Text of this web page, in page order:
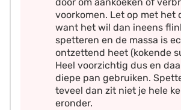
door om aankoeken of
voorkomen. Let op met het
want het wil dan ineens
spetteren en de massa is
ontzettend heet (kokende
Heel voorzichtig dus en
diepe pan gebruiken.
teveel dan zit niet je hele
eronder.